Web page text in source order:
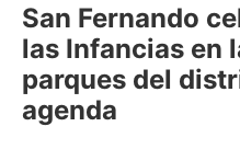
San Fernando
las Infancias en
parques del
agenda